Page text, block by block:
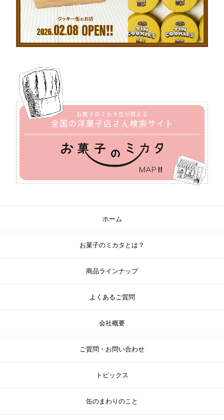
ホーム
お菓子のミカタとは？
商品ラインナップ
よくあるご質問
会社概要
ご質問・お問い合わせ
トピックス
缶のまわりのこと